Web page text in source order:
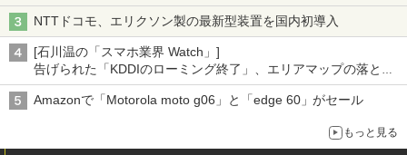
NTTドコモ、エリクソン製の最新型装置を国内初導入
[石川温の「スマホ業界 Watch」]
告げられた「KDDIのローミング終了」、エリアマップの落とし
穴と楽天モバイルの課題
Amazonで「Motorola moto g06」と「edge 60」がセール
もっと見る